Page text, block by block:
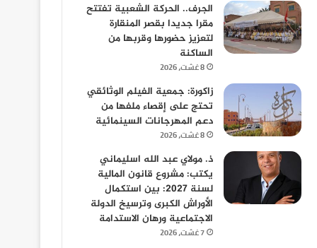
الجرف.. الحركة الشعبية تفتتح
مقرا جديدا بقصر المنقارة
لتعزيز حضورها وقربها من
الساكنة
8 غشت، 2026
زاكورة: جمعية الفيلم الوثائقي
تحتج على إقصاء ملفها من
دعم المهرجانات السينمائية
8 غشت، 2026
ذ. مولاي عبد الله اسليماني
يكتب: مشروع قانون المالية
لسنة 2027: بين استكمال
الأوراش الكبرى وترسيخ الدولة
الاجتماعية ورهان الاستدامة
7 غشت، 2026